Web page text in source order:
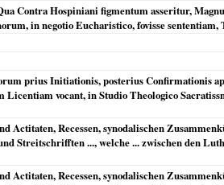
Contra Hospiniani figmentum asseritur,
in negotio Eucharistico, fovisse sententiam,
prius Initiationis, posterius Confirmationis
Licentiam vocant, in Studio Theologico
Actitaten, Recessen, synodalischen
Streitschrifften ..., welche ... zwischen den
Actitaten, Recessen, synodalischen